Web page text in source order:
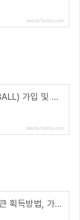
barista7.tistory.com
앱테크, 코즈볼(COSBALL) 가입 및 리워드 적립방법( 추천코드 : CBB2317 )
barista7.tistory.com
앱테크, 아하(Aha) 토큰 획득방법, 가입시 120 AHT 지급( 추천 코드 : 65270F )